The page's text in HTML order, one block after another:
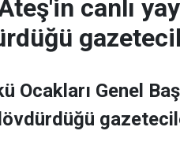
canlı
Ocakları Genel